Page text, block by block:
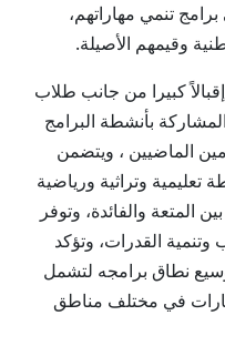
تنمي مهاراتهم،
وقيمهم الأصيلة.
كبيرا من جانب طلاب
بأنشطة البرامج
الماضيين ، ويتضمن
نشاطا، أنشطة تعليمية وتراثية ورياضية
المتعة والفائدة، وتوفر
القدرات، وتؤكد
نطاق برامجه لتشمل
في مختلف مناطق